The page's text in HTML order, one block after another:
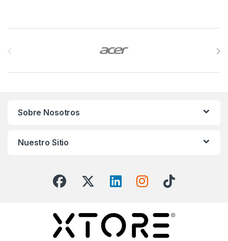
Sobre Nosotros
Nuestro Sitio